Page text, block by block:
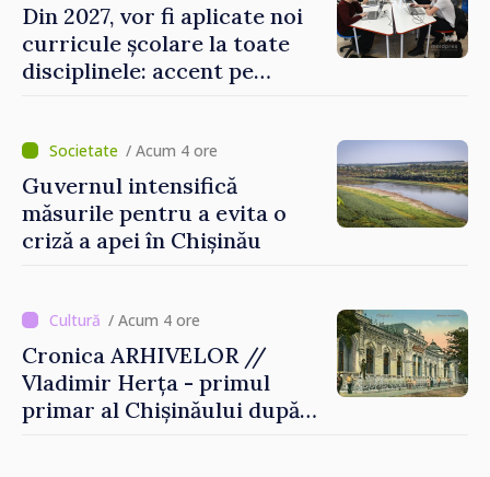
Din 2027, vor fi aplicate noi
curricule școlare la toate
disciplinele: accent pe
situații reale/ Acum 4 ore
Guvernul intensifică
măsurile pentru a evita o
criză a apei în Chișinău
/ Acum 4 ore
Cronica ARHIVELOR //
Vladimir Herța - primul
primar al Chișinăului după